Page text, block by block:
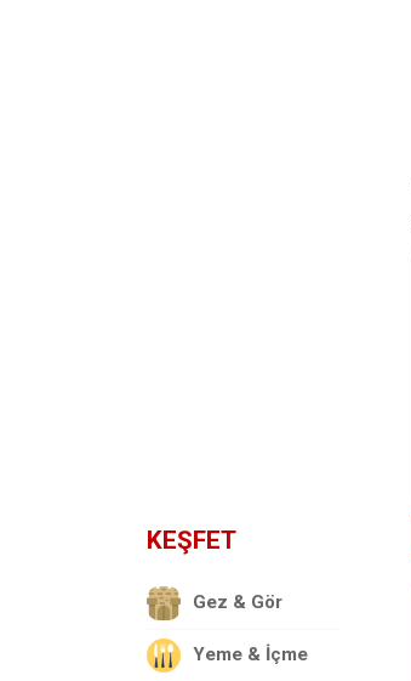
KEŞFET
Gez & Gör
Yeme & İçme